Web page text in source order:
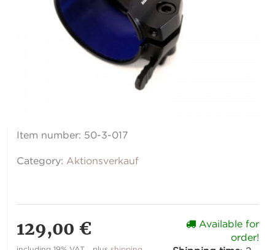
Item number: 50-3-017
Category: Aktionsverkauf
129,00 €
Available for
order!